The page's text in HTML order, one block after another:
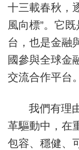
十三載春秋，
風向標”。它
台，也是金融
國參與全球金
交流合作平台。
我們有理
革驅動中，在
包容、穩健、